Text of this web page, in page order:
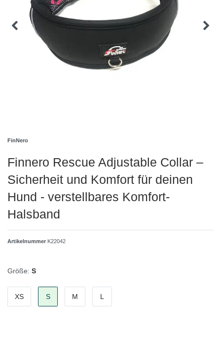
FinNero
Finnero Rescue Adjustable Collar –
Sicherheit und Komfort für deinen
Hund - verstellbares Komfort-
Halsband
Artikelnummer K22042
Größe: S
XS S M L